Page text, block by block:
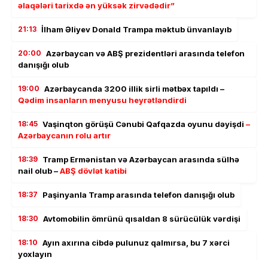
əlaqələri tarixdə ən yüksək zirvədədir”
21:13 İlham Əliyev Donald Trampa məktub ünvanlayıb
20:00 Azərbaycan və ABŞ prezidentləri arasında telefon
danışığı olub
19:00 Azərbaycanda 3200 illik sirli mətbəx tapıldı –
Qədim insanların menyusu heyrətləndirdi
18:45 Vaşinqton görüşü Cənubi Qafqazda oyunu dəyişdi –
Azərbaycanın rolu artır
18:39 Tramp Ermənistan və Azərbaycan arasında sülhə
nail olub –ABŞ dövlət katibi
18:37 Paşinyanla Tramp arasında telefon danışığı olub
18:30 Avtomobilin ömrünü qısaldan 8 sürücülük vərdişi
18:10 Ayın axırına cibdə pulunuz qalmırsa, bu 7 xərci
yoxlayın